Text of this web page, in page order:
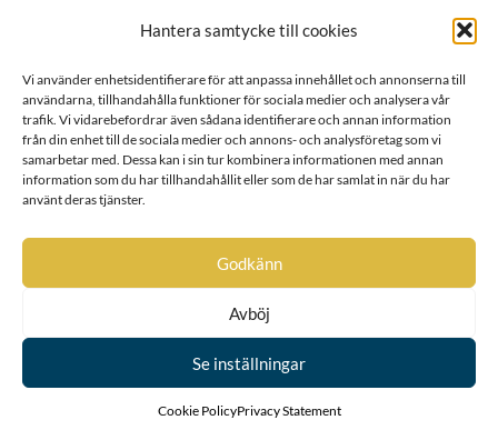
Hantera samtycke till cookies
Vi använder enhetsidentifierare för att anpassa innehållet och annonserna till
användarna, tillhandahålla funktioner för sociala medier och analysera vår
trafik. Vi vidarebefordrar även sådana identifierare och annan information
från din enhet till de sociala medier och annons- och analysföretag som vi
samarbetar med. Dessa kan i sin tur kombinera informationen med annan
information som du har tillhandahållit eller som de har samlat in när du har
använt deras tjänster.
Godkänn
Avböj
Se inställningar
Cookie PolicyPrivacy Statement
Dusensköld
64
Duwall
Utesluten
von Düben
Utesluten
von Düben
1785
von Düben
135
von Düben
207
Dücker
(122)
Dücker
Ointroducerad
von Döringh
Ebersköld
1461
von Eccard
1124
Ehrenanckar
Ehrenberg